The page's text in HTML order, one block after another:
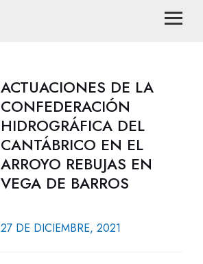
ACTUACIONES DE LA
CONFEDERACIÓN
HIDROGRÁFICA DEL
CANTÁBRICO EN EL
ARROYO REBUJAS EN
VEGA DE BARROS
27 DE DICIEMBRE, 2021